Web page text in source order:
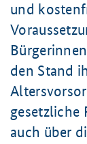
und
den Stand
gesetzliche
auch über